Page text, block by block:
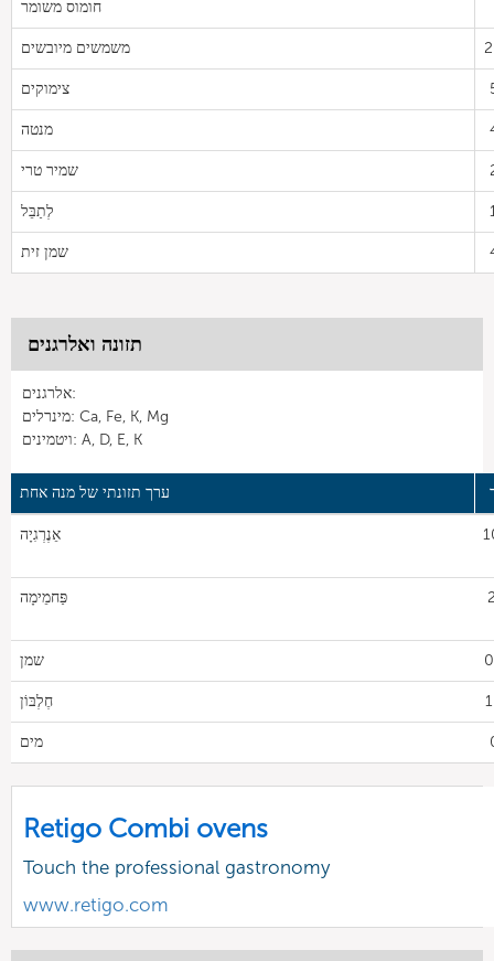
חומוס משומר
משמשים מיובשים
צימוקים
מנטה
שמיר טרי
לְתַבֵּל
שמן זית
תזונה ואלרגנים
אלרגנים:
מינרלים: Ca, Fe, K, Mg
ויטמינים: A, D, E, K
ערך תזונתי של מנה אחת
אֵנֶרְגִיָה
פַּחמֵימָה
שמן
חֶלְבּוֹן
מים
Retigo Combi ovens
Touch the professional gastronomy
www.retigo.com